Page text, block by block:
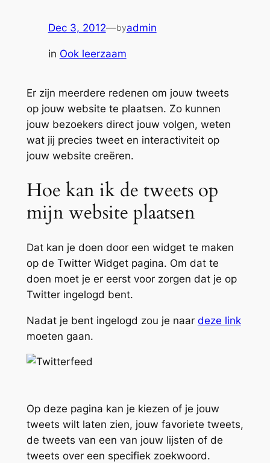
Dec 3, 2012—byadmin
in Ook leerzaam
Er zijn meerdere redenen om jouw tweets
op jouw website te plaatsen. Zo kunnen
jouw bezoekers direct jouw volgen, weten
wat jij precies tweet en interactiviteit op
jouw website creëren.
Hoe kan ik de tweets op
mijn website plaatsen
Dat kan je doen door een widget te maken
op de Twitter Widget pagina. Om dat te
doen moet je er eerst voor zorgen dat je op
Twitter ingelogd bent.
Nadat je bent ingelogd zou je naar deze link
moeten gaan.
Op deze pagina kan je kiezen of je jouw
tweets wilt laten zien, jouw favoriete tweets,
de tweets van een van jouw lijsten of de
tweets over een specifiek zoekwoord.